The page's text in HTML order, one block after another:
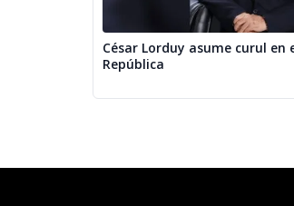
César Lorduy asume curul en
República